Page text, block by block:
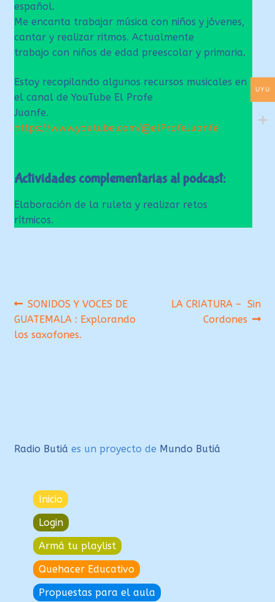
español.
Me encanta trabajar música con niños y jóvenes,
cantar y realizar ritmos. Actualmente
trabajo con niños de edad preescolar y primaria.
Estoy recopilando algunos recursos musicales en
el canal de YouTube El Profe
Juanfe.
https://www.youtube.com/@elProfeJuanfe
Actividades complementarias al podcast:
Elaboración de la ruleta y realizar retos
rítmicos.
Navegación
de
Anterior:
SONIDOS Y VOCES DE
GUATEMALA : Explorando
los saxofones.
Siguiente:
LA CRIATURA – Sin
Cordones
Radio Butiá es un proyecto de Mundo Butiá
Inicio
Login
Armá tu playlist
Quehacer Educativo
Propuestas para el aula
UYU